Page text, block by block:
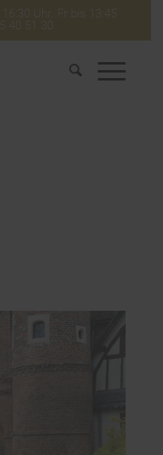
Uhr. Fr bis 13:45
40 51 30